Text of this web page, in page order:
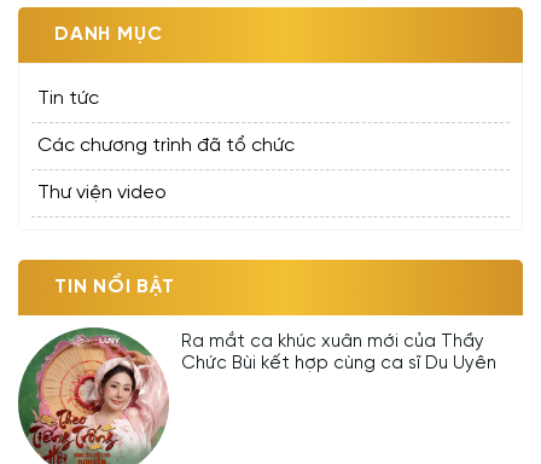
DANH MỤC
Tin tức
Các chương trình đã tổ chức
Thư viện video
TIN NỔI BẬT
Ra mắt ca khúc xuân mới của Thầy
Chức Bùi kết hợp cùng ca sĩ Du Uyên